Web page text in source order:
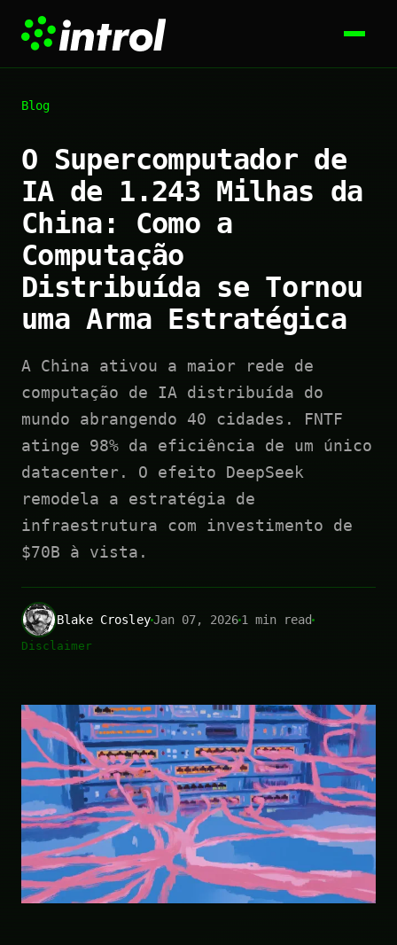
Blog
O Supercomputador de
IA de 1.243 Milhas da
China: Como a
Computação
Distribuída se Tornou
uma Arma Estratégica
A China ativou a maior rede de
computação de IA distribuída do
mundo abrangendo 40 cidades. FNTF
atinge 98% da eficiência de um único
datacenter. O efeito DeepSeek
remodela a estratégia de
infraestrutura com investimento de
$70B à vista.
Blake CrosleyJan 07, 20261 min read
Disclaimer